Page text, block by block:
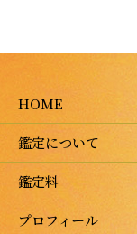
HOME
鑑定について
鑑定料
プロフィール